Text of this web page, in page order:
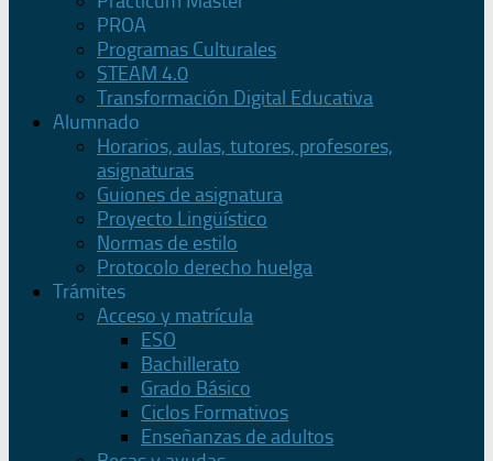
PROA
Programas Culturales
STEAM 4.0
Transformación Digital Educativa
Alumnado
Horarios, aulas, tutores, profesores,
asignaturas
Guiones de asignatura
Proyecto Lingüístico
Normas de estilo
Protocolo derecho huelga
Trámites
Acceso y matrícula
ESO
Bachillerato
Grado Básico
Ciclos Formativos
Enseñanzas de adultos